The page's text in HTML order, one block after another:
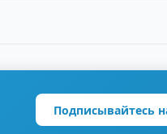
Подписывайтесь